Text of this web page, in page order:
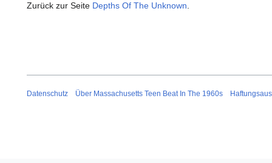
Zurück zur Seite Depths Of The Unknown.
Datenschutz Über Massachusetts Teen Beat In The 1960s